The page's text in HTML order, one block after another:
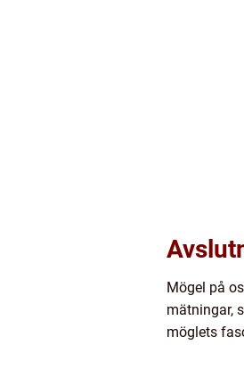
Mögel på
mätningar,
möglets